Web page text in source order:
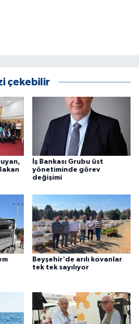
çekebilir
İş Bankası Grubu üst
yönetiminde görev
değişimi
Beyşehir'de arılı kovanlar
tek tek sayılıyor